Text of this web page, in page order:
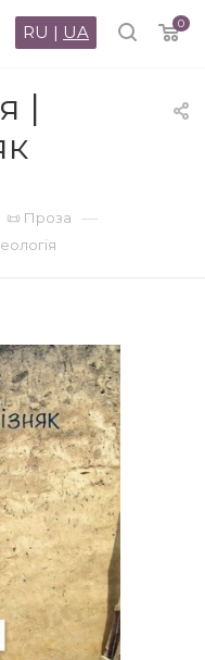
0
RU | UA
|
📜 Проза —